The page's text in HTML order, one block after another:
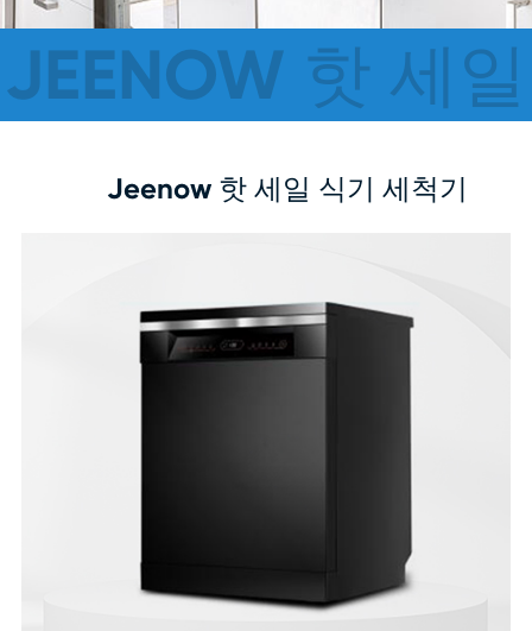
JEENOW 핫 세일
Jeenow 핫 세일 식기 세척기